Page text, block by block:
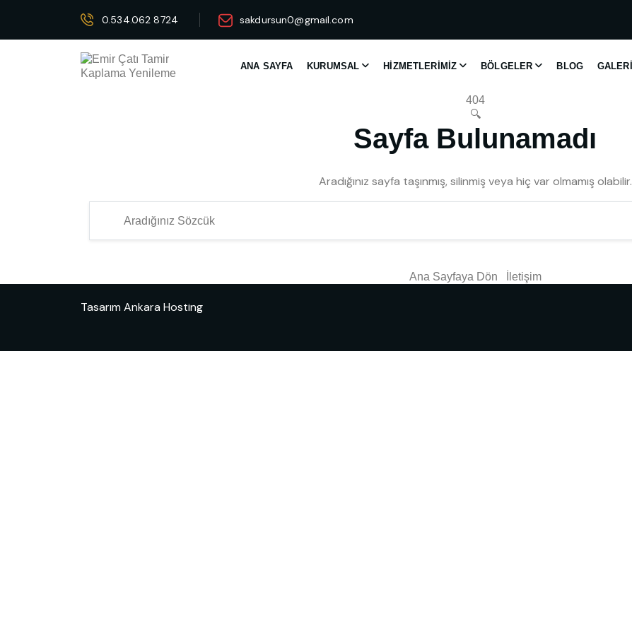
0.534.062 8724 sakdursun0@gmail.com
ANA SAYFA KURUMSAL HIZMETLERIMIZ BÖLGELER BLOG GALERI
404
🔍
Sayfa Bulunamadı
Aradığınız sayfa taşınmış, silinmiş veya hiç var olmamış olabilir.
Ana Sayfaya Dön İletişim
Tasarım Ankara Hosting